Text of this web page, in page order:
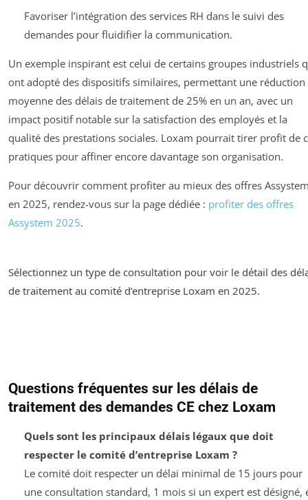
Favoriser l’intégration des services RH dans le suivi des
demandes pour fluidifier la communication.
Un exemple inspirant est celui de certains groupes industriels
ont adopté des dispositifs similaires, permettant une réduction
moyenne des délais de traitement de 25% en un an, avec un
impact positif notable sur la satisfaction des employés et la
qualité des prestations sociales. Loxam pourrait tirer profit de
pratiques pour affiner encore davantage son organisation.
Pour découvrir comment profiter au mieux des offres
en 2025, rendez-vous sur la page dédiée : profiter des offres
Assystem 2025.
Sélectionnez un type de consultation pour voir le détail des
de traitement au comité d’entreprise Loxam en 2025.
Questions fréquentes sur les délais de
traitement des demandes CE chez Loxam
Quels sont les principaux délais légaux que doit
respecter le comité d’entreprise Loxam ?
Le comité doit respecter un délai minimal de 15 jours pour
une consultation standard, 1 mois si un expert est désigné,